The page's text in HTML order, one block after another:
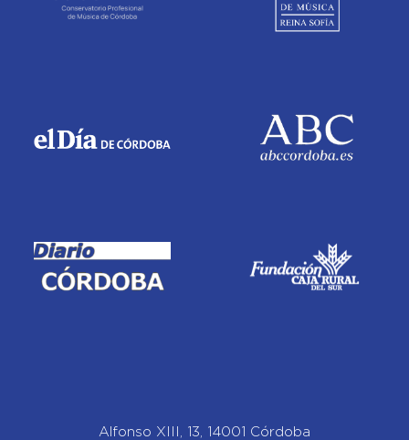
Alfonso XIII, 13, 14001 Córdoba